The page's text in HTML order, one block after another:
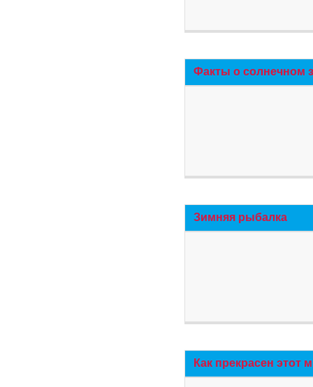
Факты о солнечном
Зимняя рыбалка
Как прекрасен этот